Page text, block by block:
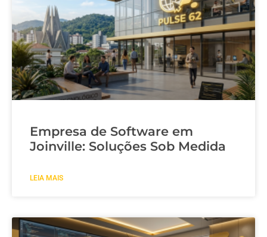
Empresa de Software em
Joinville: Soluções Sob Medida
LEIA MAIS